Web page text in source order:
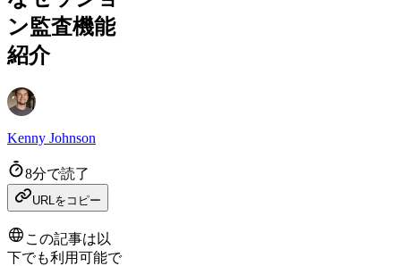
ン監査機能
紹介
Kenny Johnson
8分で読了
URLをコピー
この記事は以
下でも利用可能で